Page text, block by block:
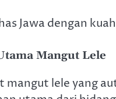
Mangut Lele
mangut lele yang